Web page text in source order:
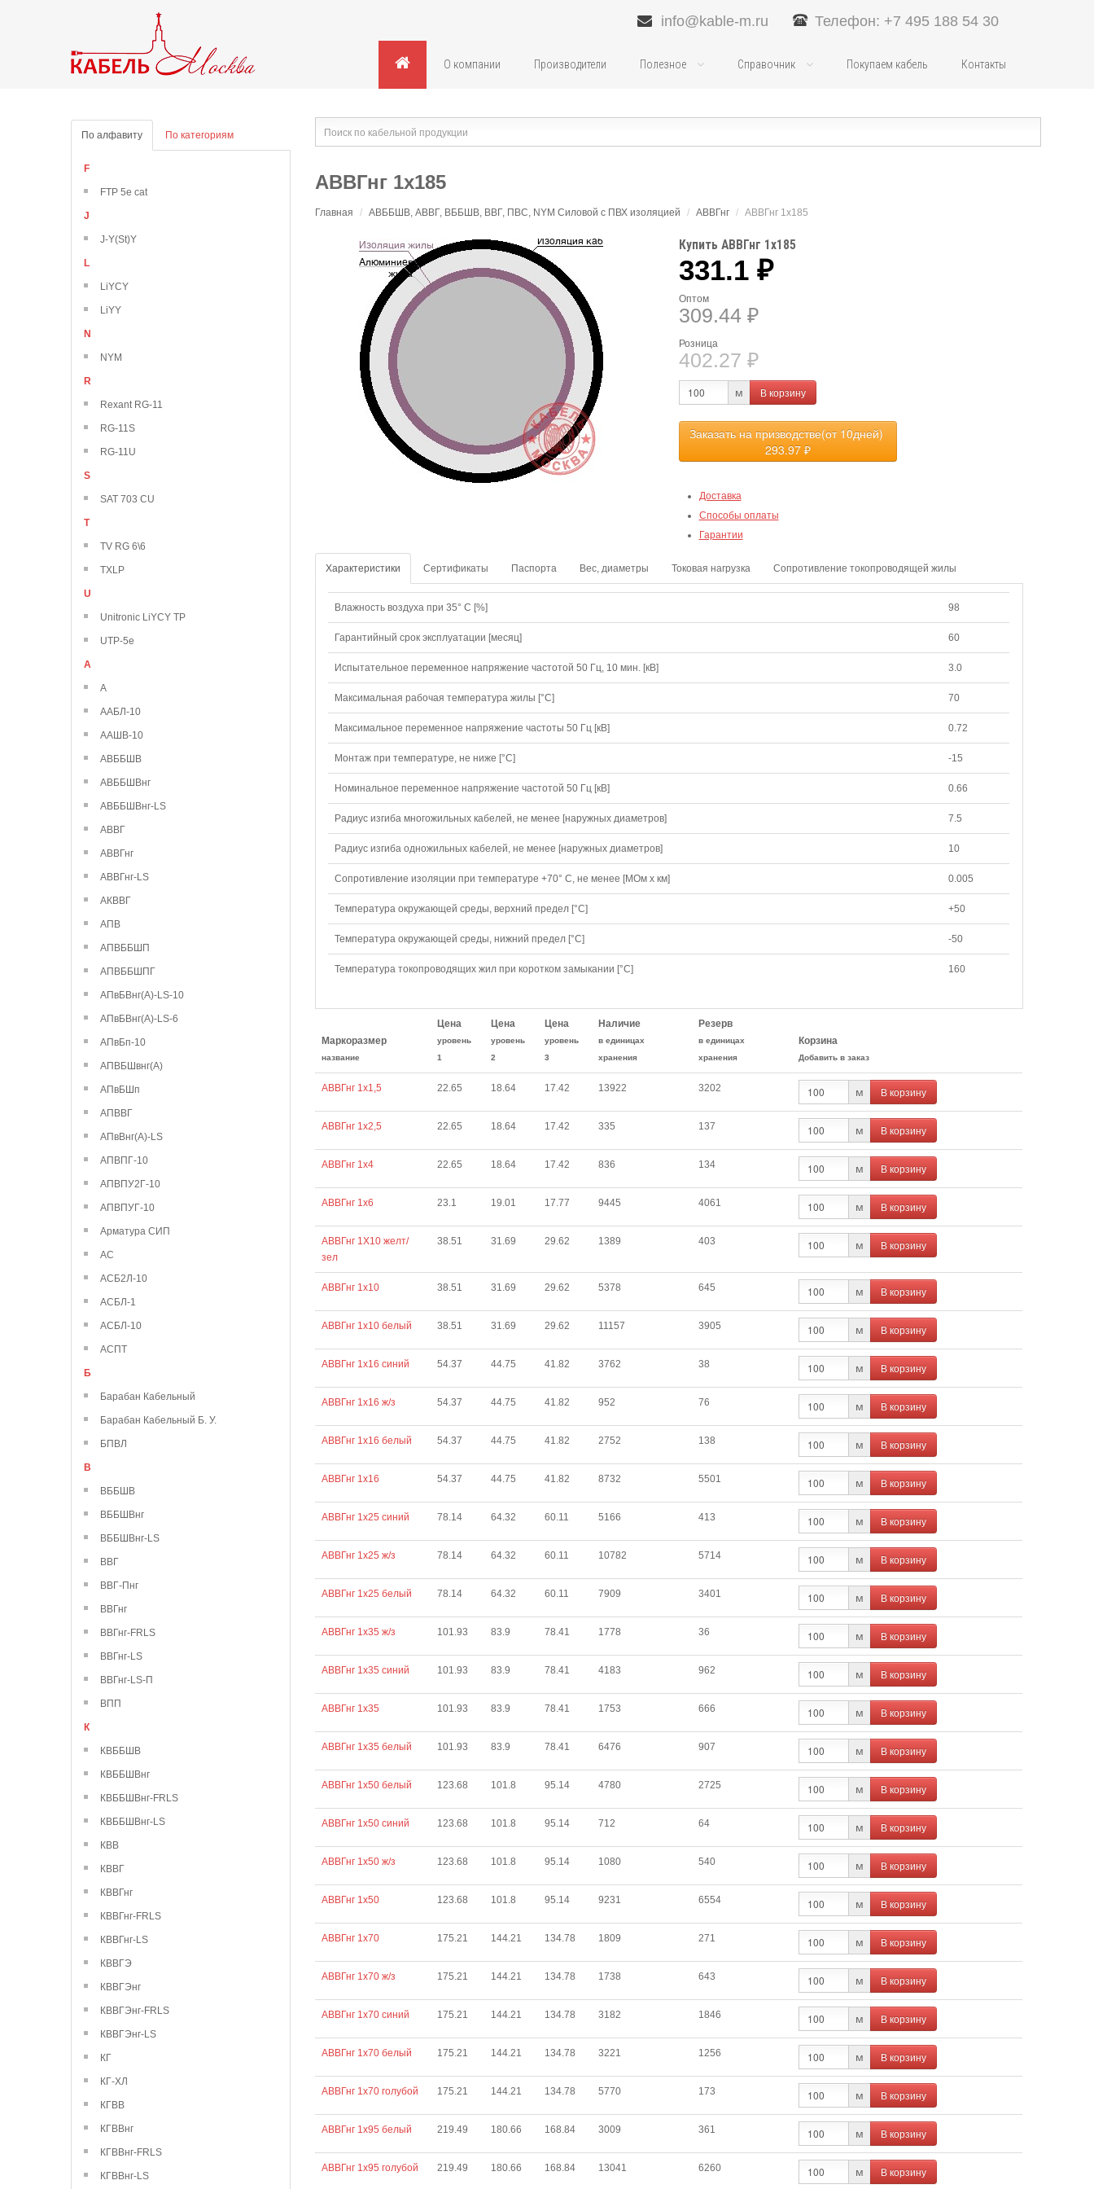
info@kable-m.ru Телефон: +7 495 188 54 30
О компании Производители Полезное Справочник Покупаем кабель Контакты
По алфавиту По категориям
F
FTP 5e cat
J
J-Y(St)Y
L
LiYCY
LiYY
N
NYM
R
Rexant RG-11
RG-11S
RG-11U
S
SAT 703 CU
T
TV RG 6\6
TXLP
U
Unitronic LiYCY TP
UTP-5e
А
А
ААБЛ-10
ААШВ-10
АВББШВ
АВББШВнг
АВББШВнг-LS
АВВГ
АВВГнг
АВВГнг-LS
АКВВГ
АПВ
АПВББШП
АПВББШПГ
АПвБВнг(А)-LS-10
АПвБВнг(А)-LS-6
АПвБп-10
АПВБШвнг(А)
АПвБШп
АПВВГ
АПвВнг(А)-LS
АПВПГ-10
АПВПУ2Г-10
АПВПУГ-10
Арматура СИП
АС
АСБ2Л-10
АСБЛ-1
АСБЛ-10
АСПТ
Б
Барабан Кабельный
Барабан Кабельный Б. У.
БПВЛ
В
ВББШВ
ВББШВнг
ВББШВнг-LS
ВВГ
ВВГ-Пнг
ВВГнг
ВВГнг-FRLS
ВВГнг-LS
ВВГнг-LS-П
ВПП
К
КВББШВ
КВББШВнг
КВББШВнг-FRLS
КВББШВнг-LS
КВВ
КВВГ
КВВГнг
КВВГнг-FRLS
КВВГнг-LS
КВВГЭ
КВВГЭнг
КВВГЭнг-FRLS
КВВГЭнг-LS
КГ
КГ-ХЛ
КГВВ
КГВВнг
КГВВнг-FRLS
КГВВнг-LS
АВВГнг 1х185
Главная / АВББШВ, АВВГ, ВББШВ, ВВГ, ПВС, NYM Силовой с ПВХ изоляцией / АВВГнг / АВВГнг 1х185
Купить АВВГнг 1х185
331.1 ₽
Оптом
309.44 ₽
Розница
402.27 ₽
м В корзину
Заказать на призводстве(от 10дней)
293.97 ₽
Доставка
Способы оплаты
Гарантии
Характеристики Сертификаты Паспорта Вес, диаметры Токовая нагрузка Сопротивление токопроводящей жилы
Влажность воздуха при 35° C [%] 98
Гарантийный срок эксплуатации [месяц] 60
Испытательное переменное напряжение частотой 50 Гц, 10 мин. [кВ] 3.0
Максимальная рабочая температура жилы [°С] 70
Максимальное переменное напряжение частоты 50 Гц [кВ] 0.72
Монтаж при температуре, не ниже [°C] -15
Номинальное переменное напряжение частотой 50 Гц [кВ] 0.66
Радиус изгиба многожильных кабелей, не менее [наружных диаметров] 7.5
Радиус изгиба одножильных кабелей, не менее [наружных диаметров] 10
Сопротивление изоляции при температуре +70° С, не менее [МОм х км] 0.005
Температура окружающей среды, верхний предел [°C] +50
Температура окружающей среды, нижний предел [°C] -50
Температура токопроводящих жил при коротком замыкании [°С] 160
Маркоразмер
название
Цена
уровень
1
Цена
уровень
2
Цена
уровень
3
Наличие
в единицах
хранения
Резерв
в единицах
хранения
Корзина
Добавить в заказ
АВВГнг 1х1,5 22.65 18.64 17.42 13922 3202 м В корзину
АВВГнг 1х2,5 22.65 18.64 17.42 335 137 м В корзину
АВВГнг 1х4 22.65 18.64 17.42 836 134 м В корзину
АВВГнг 1х6 23.1 19.01 17.77 9445 4061 м В корзину
АВВГнг 1Х10 желт/
зел
38.51 31.69 29.62 1389 403 м В корзину
АВВГнг 1х10 38.51 31.69 29.62 5378 645 м В корзину
АВВГнг 1х10 белый 38.51 31.69 29.62 11157 3905 м В корзину
АВВГнг 1х16 синий 54.37 44.75 41.82 3762 38 м В корзину
АВВГнг 1х16 ж/з 54.37 44.75 41.82 952 76 м В корзину
АВВГнг 1х16 белый 54.37 44.75 41.82 2752 138 м В корзину
АВВГнг 1х16 54.37 44.75 41.82 8732 5501 м В корзину
АВВГнг 1х25 синий 78.14 64.32 60.11 5166 413 м В корзину
АВВГнг 1х25 ж/з 78.14 64.32 60.11 10782 5714 м В корзину
АВВГнг 1х25 белый 78.14 64.32 60.11 7909 3401 м В корзину
АВВГнг 1х35 ж/з 101.93 83.9 78.41 1778 36 м В корзину
АВВГнг 1х35 синий 101.93 83.9 78.41 4183 962 м В корзину
АВВГнг 1х35 101.93 83.9 78.41 1753 666 м В корзину
АВВГнг 1х35 белый 101.93 83.9 78.41 6476 907 м В корзину
АВВГнг 1х50 белый 123.68 101.8 95.14 4780 2725 м В корзину
АВВГнг 1х50 синий 123.68 101.8 95.14 712 64 м В корзину
АВВГнг 1х50 ж/з 123.68 101.8 95.14 1080 540 м В корзину
АВВГнг 1х50 123.68 101.8 95.14 9231 6554 м В корзину
АВВГнг 1х70 175.21 144.21 134.78 1809 271 м В корзину
АВВГнг 1х70 ж/з 175.21 144.21 134.78 1738 643 м В корзину
АВВГнг 1х70 синий 175.21 144.21 134.78 3182 1846 м В корзину
АВВГнг 1х70 белый 175.21 144.21 134.78 3221 1256 м В корзину
АВВГнг 1х70 голубой 175.21 144.21 134.78 5770 173 м В корзину
АВВГнг 1х95 белый 219.49 180.66 168.84 3009 361 м В корзину
АВВГнг 1х95 голубой 219.49 180.66 168.84 13041 6260 м В корзину